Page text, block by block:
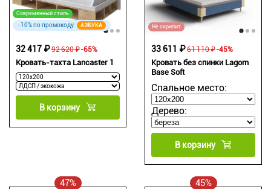
Современный стиль
-10% по промокоду АЗБУКА
Кровать-тахта Lancaster 1
92 620 ₽
32 417 ₽ -65%
В корзину
Не скрипит
Кровать без спинки Lagom
Base Soft
Спальное место:
Дерево:
61 110 ₽
33 611 ₽ -45%
В корзину
47% 45%